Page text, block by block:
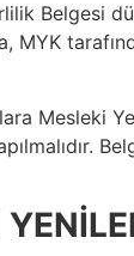
Belgesi
MYK